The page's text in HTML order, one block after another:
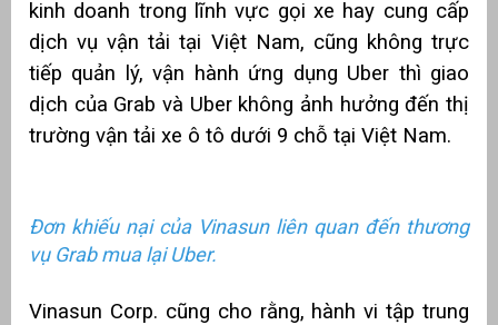
kinh doanh trong lĩnh vực gọi xe hay cung cấp
dịch vụ vận tải tại Việt Nam, cũng không trực
tiếp quản lý, vận hành ứng dụng Uber thì giao
dịch của Grab và Uber không ảnh hưởng đến thị
trường vận tải xe ô tô dưới 9 chỗ tại Việt Nam.
Đơn khiếu nại của Vinasun liên quan đến thương
vụ Grab mua lại Uber.
Vinasun Corp. cũng cho rằng, hành vi tập trung